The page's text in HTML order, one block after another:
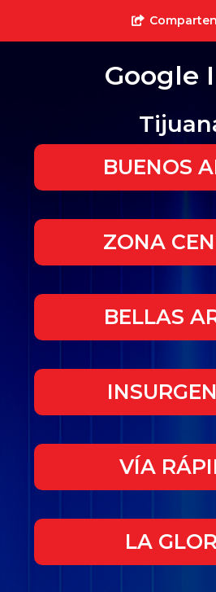
Google
BUENOS
ZONA
BELLAS
VÍA
LA